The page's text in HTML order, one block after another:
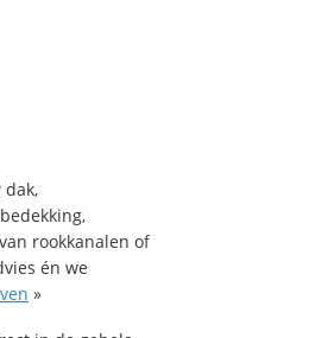
rookkanalen of
én we
»